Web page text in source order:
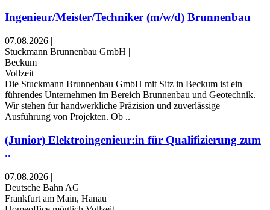
Ingenieur/Meister/Techniker (m/w/d) Brunnenbau
07.08.2026 |
Stuckmann Brunnenbau GmbH |
Beckum |
Vollzeit
Die Stuckmann Brunnenbau GmbH mit Sitz in Beckum ist ein
führendes Unternehmen im Bereich Brunnenbau und Geotechnik.
Wir stehen für handwerkliche Präzision und zuverlässige
Ausführung von Projekten. Ob ..
(Junior) Elektroingenieur:in für Qualifizierung zum
..
07.08.2026 |
Deutsche Bahn AG |
Frankfurt am Main, Hanau |